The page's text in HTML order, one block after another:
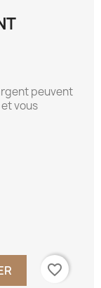
peuvent
vous
favorite_border